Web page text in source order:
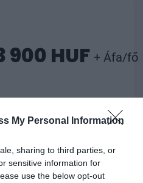
My Personal Information
sharing to third parties, or
sensitive information for
use the below opt-out